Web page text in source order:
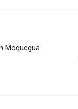
Moquegua